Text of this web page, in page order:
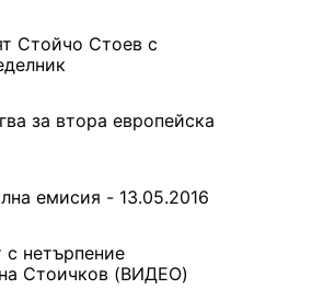
Стойчо Стоев с
за втора европейска
емисия - 13.05.2016
с нетърпение
Стоичков (ВИДЕО)